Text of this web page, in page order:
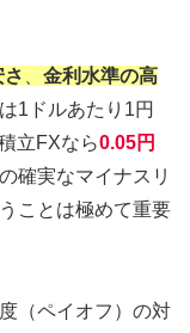
金利水準の高
1ドルあたり1円
立FXなら0.05円
確実なマイナスリ
ことは極めて重要
（ペイオフ）の対